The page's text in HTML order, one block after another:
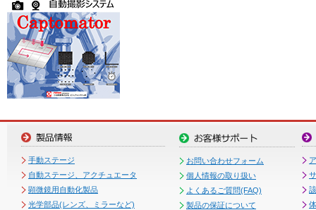
手動ステージ
自動ステージ、アクチュエータ
顕微鏡用自動化製品
光学部品(レンズ、ミラーなど)
お問い合わせフォーム
個人情報の取り扱い
よくあるご質問(FAQ)
製品の保証について